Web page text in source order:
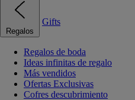
Regalos
Gifts
Regalos de boda
Ideas infinitas de regalo
Más vendidos
Ofertas Exclusivas
Cofres descubrimiento